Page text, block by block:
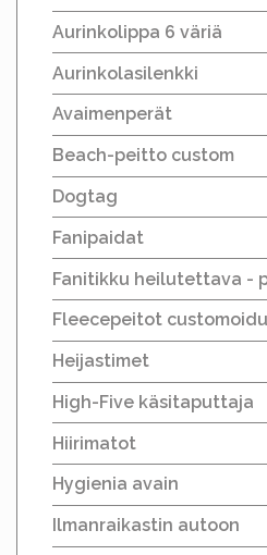
Aurinkolippa 6 väriä
Aurinkolasilenkki
Avaimenperät
Beach-peitto custom
Dogtag
Fanipaidat
Fanitikku heilutettava -
Fleecepeitot
Heijastimet
High-Five käsitaputtaja
Hiirimatot
Hygienia avain
Ilmanraikastin autoon